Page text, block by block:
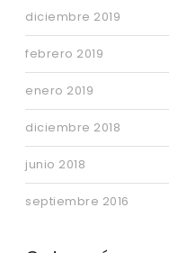
diciembre 2019
febrero 2019
enero 2019
diciembre 2018
junio 2018
septiembre 2016